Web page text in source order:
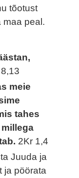
tõotust
maa peal.
meie
tahes
2Kr 1,4
Juuda ja
ja pöörata